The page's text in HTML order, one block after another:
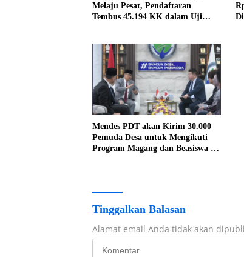
Melaju Pesat, Pendaftaran
Tembus 45.194 KK dalam Uji
Mendes PDT akan Kirim 30.000
Pemuda Desa untuk Mengikuti
Program Magang dan Beasiswa di
Tinggalkan Balasan
Alamat email Anda tidak akan